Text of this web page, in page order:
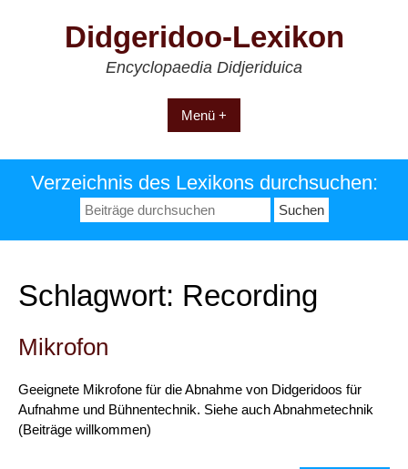
Didgeridoo-Lexikon
Encyclopaedia Didjeriduica
Menü +
Verzeichnis des Lexikons durchsuchen:
Suchen
nach:
Schlagwort: Recording
Mikrofon
Geeignete Mikrofone für die Abnahme von Didgeridoos für
Aufnahme und Bühnentechnik. Siehe auch Abnahmetechnik
(Beiträge willkommen)